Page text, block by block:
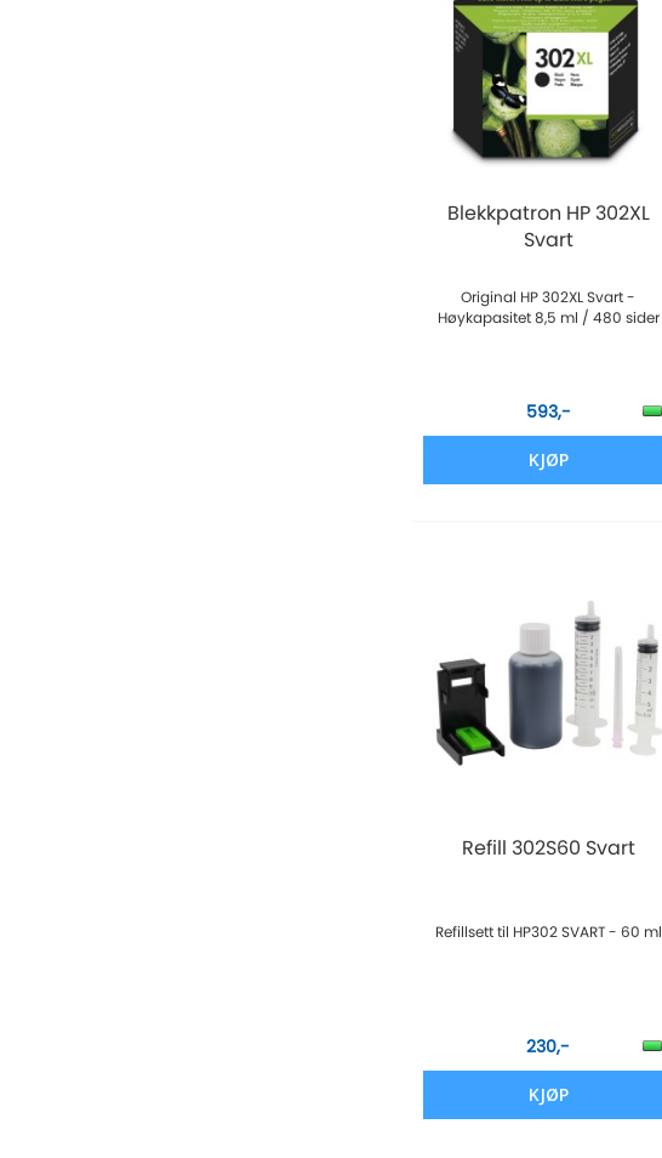
Blekkpatron HP 302XL
Svart
Original HP 302XL Svart -
Høykapasitet 8,5 ml / 480 sider
593,-
KJØP
Refill 302S60 Svart
Refillsett til HP302 SVART - 60 ml
230,-
KJØP